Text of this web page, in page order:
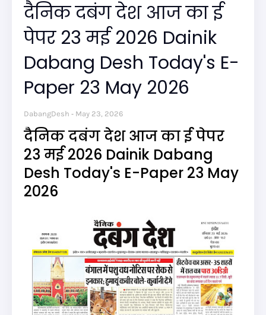
दैनिक दबंग देश आज का ई
पेपर 23 मई 2026 Dainik
Dabang Desh Today's E-
Paper 23 May 2026
DabangDesh May 23, 2026
दैनिक दबंग देश आज का ई पेपर
23 मई 2026 Dainik Dabang
Desh Today's E-Paper 23 May
2026